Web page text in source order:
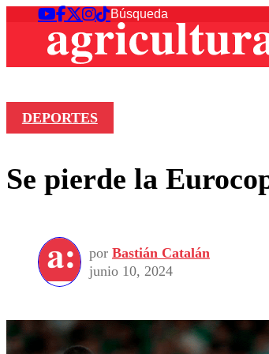
DEPORTES
Se pierde la
por Bastián Catalán
junio 10, 2024